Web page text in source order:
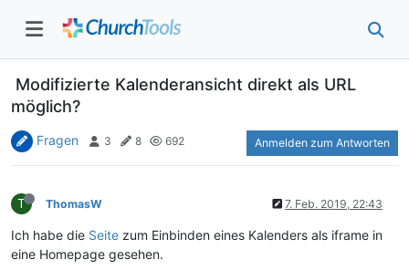
Modifizierte Kalenderansicht direkt als URL
möglich?
Fragen 3 8 692 Anmelden zum Antworten
T ThomasW 7. Feb. 2019, 22:43
Ich habe die Seite zum Einbinden eines Kalenders als iframe in
eine Homepage gesehen.